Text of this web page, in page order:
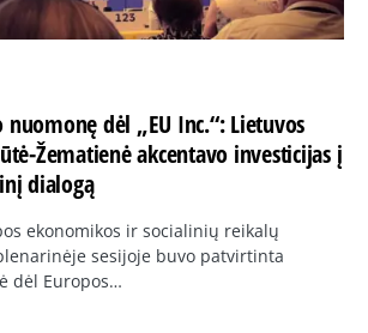
nuomonę dėl „EU Inc.“: Lietuvos
Žematienė akcentavo investicijas į
dialogą
ekonomikos ir socialinių reikalų
sesijoje buvo patvirtinta
dėl Europos…